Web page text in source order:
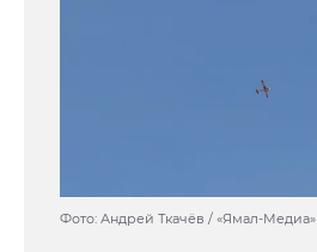
Фото: Андрей Ткачёв / «Ямал-Медиа»